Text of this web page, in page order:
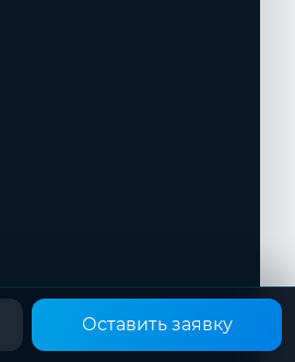
Оставить заявку